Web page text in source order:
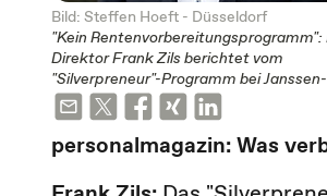
Bild: Steffen Hoeft - Düsseldorf
"Kein Rentenvorbereitungsprogramm":
Direktor Frank Zils berichtet vom
"Silverpreneur"-Programm bei
personalmagazin: Was